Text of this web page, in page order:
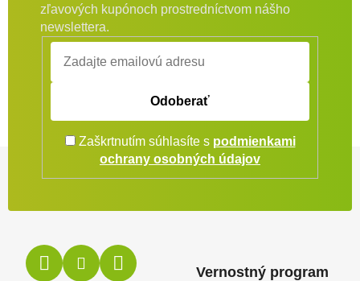
zľavových kupónoch prostredníctvom nášho
newslettera.
Odoberať
Zaškrtnutím súhlasíte s podmienkami
ochrany osobných údajov
Vernostný program